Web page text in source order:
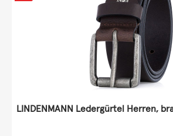
LINDENMANN Ledergürtel Herren,